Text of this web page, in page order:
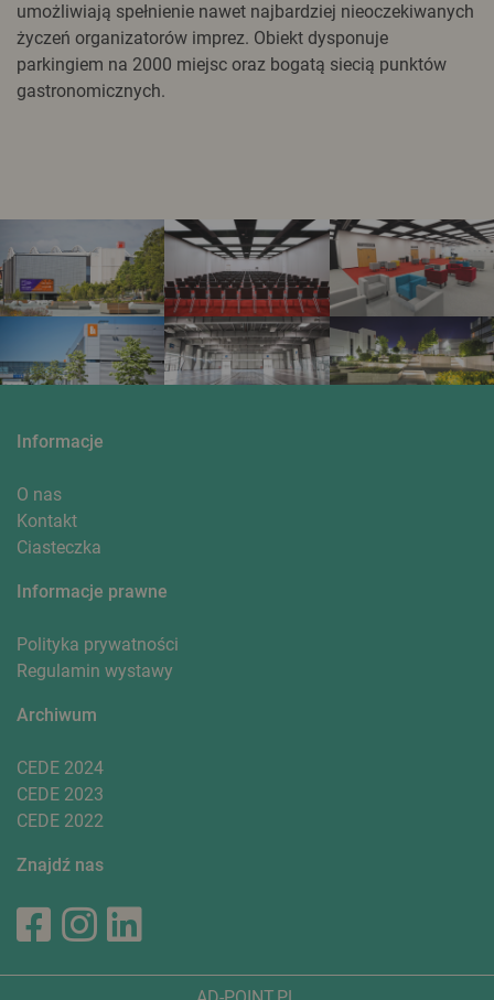
umożliwiają spełnienie nawet najbardziej nieoczekiwanych
życzeń organizatorów imprez. Obiekt dysponuje
parkingiem na 2000 miejsc oraz bogatą siecią punktów
gastronomicznych.
Informacje
O nas
Kontakt
Ciasteczka
Informacje prawne
Polityka prywatności
Regulamin wystawy
Archiwum
CEDE 2024
CEDE 2023
CEDE 2022
Znajdź nas